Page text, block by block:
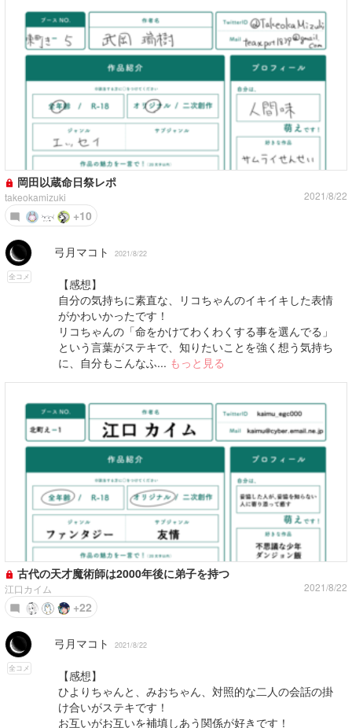
岡田以蔵命日祭レポ
takeokamizuki 2021/8/22
+10
全コメ
弓月マコト 2021/8/22
【感想】
自分の気持ちに素直な、リコちゃんのイキイキした表情
がかわいかったです！
リコちゃんの「命をかけてわくわくする事を選んでる」
という言葉がステキで、知りたいことを強く想う気持ち
に、自分もこんなふ... もっと見る
古代の天才魔術師は2000年後に弟子を持つ
江口カイム 2021/8/22
+22
全コメ
弓月マコト 2021/8/22
【感想】
ひよりちゃんと、みおちゃん、対照的な二人の会話の掛
け合いがステキです！
お互いがお互いを補填しあう関係が好きです！